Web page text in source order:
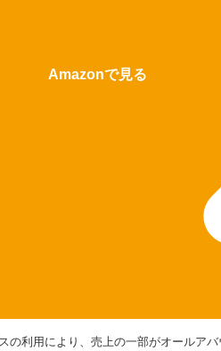
Amazonで見る
利用により、売上の一部がオールアバ